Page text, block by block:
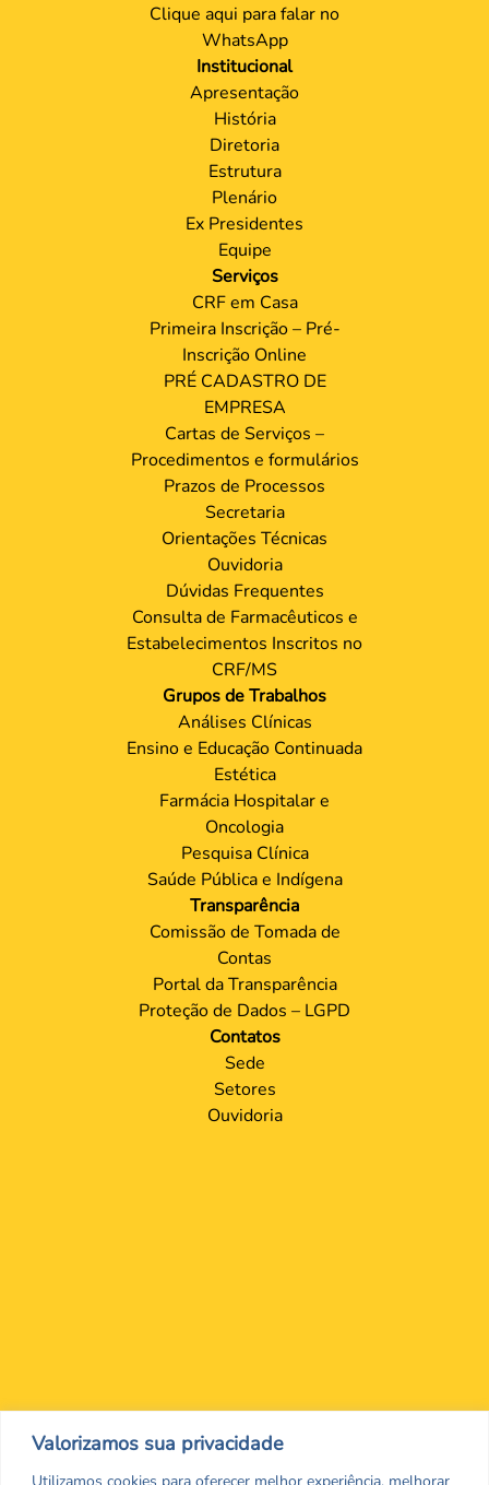
Valorizamos sua privacidade
Utilizamos cookies para oferecer melhor experiência, melhorar
Clique aqui para falar no
WhatsApp
Institucional
Apresentação
História
Diretoria
Estrutura
Plenário
Ex Presidentes
Equipe
Serviços
CRF em Casa
Primeira Inscrição – Pré-
Inscrição Online
PRÉ CADASTRO DE
EMPRESA
Cartas de Serviços –
Procedimentos e formulários
Prazos de Processos
Secretaria
Orientações Técnicas
Ouvidoria
Dúvidas Frequentes
Consulta de Farmacêuticos e
Estabelecimentos Inscritos no
CRF/MS
Grupos de Trabalhos
Análises Clínicas
Ensino e Educação Continuada
Estética
Farmácia Hospitalar e
Oncologia
Pesquisa Clínica
Saúde Pública e Indígena
Transparência
Comissão de Tomada de
Contas
Portal da Transparência
Proteção de Dados – LGPD
Contatos
Sede
Setores
Ouvidoria